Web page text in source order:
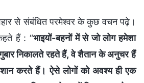
से संबंधित परमेश्वर के कुछ वचन पढ़े।
हैं : “भाइयों-बहनों में से जो लोग हमेशा
निकालते रहते हैं, वे शैतान के अनुचर हैं
करते हैं। ऐसे लोगों को अवश्य ही एक